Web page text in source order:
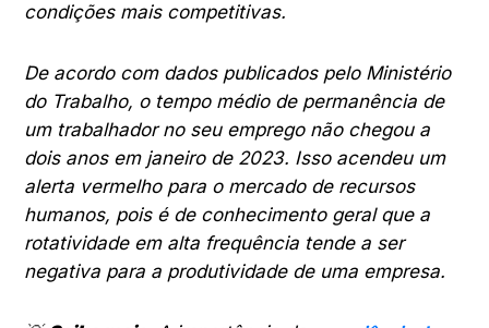
condições mais competitivas.
De acordo com dados publicados pelo Ministério
do Trabalho, o tempo médio de permanência de
um trabalhador no seu emprego não chegou a
dois anos em janeiro de 2023. Isso acendeu um
alerta vermelho para o mercado de recursos
humanos, pois é de conhecimento geral que a
rotatividade em alta frequência tende a ser
negativa para a produtividade de uma empresa.